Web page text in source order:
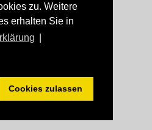
zu. Weitere
erhalten Sie in
Cookies zulassen